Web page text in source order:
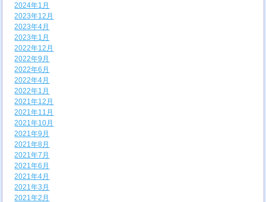
2024年1月
2023年12月
2023年4月
2023年1月
2022年12月
2022年9月
2022年6月
2022年4月
2022年1月
2021年12月
2021年11月
2021年10月
2021年9月
2021年8月
2021年7月
2021年6月
2021年4月
2021年3月
2021年2月